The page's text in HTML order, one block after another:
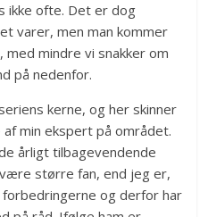
ikke ofte. Det er dog
varer, men man kommer
mindre vi snakker om
på nedenfor.
kerne, og her skinner
min ekspert på området.
årligt tilbagevendende
større fan, end jeg er,
og derfor har